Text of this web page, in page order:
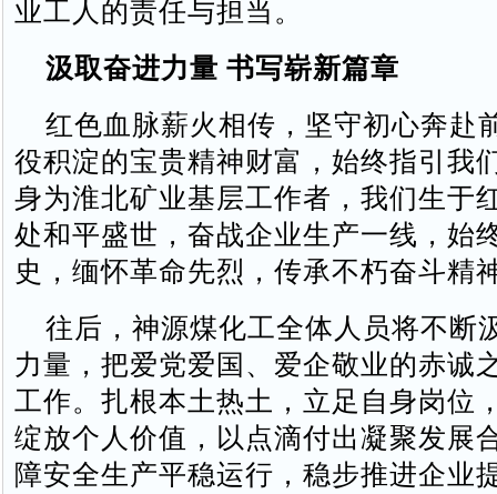
业工人的责任与担当。
汲取奋进力量 书写崭新篇章
红色血脉薪火相传，坚守初心奔赴
役积淀的宝贵精神财富，始终指引我
身为淮北矿业基层工作者，我们生于
处和平盛世，奋战企业生产一线，始
史，缅怀革命先烈，传承不朽奋斗精
往后，神源煤化工全体人员将不断
力量，把爱党爱国、爱企敬业的赤诚
工作。扎根本土热土，立足自身岗位
绽放个人价值，以点滴付出凝聚发展
障安全生产平稳运行，稳步推进企业